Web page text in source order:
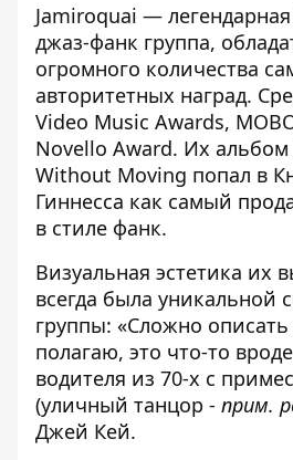
Jamiroquai —
джаз-фанк группа,
огромного количества
авторитетных наград.
Video Music Awards,
Novello Award. Их альбом
Without Moving попал в
Гиннесса как самый
в стиле фанк.
Визуальная эстетика их
всегда была уникальной
группы: «Сложно
полагаю, это что-то
водителя из 70-х c
(уличный танцор - прим.
Джей Кей.